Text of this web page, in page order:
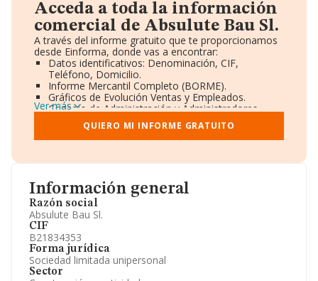
Información general
Razón social
Absulute Bau Sl.
CIF
B21834353
Forma jurídica
Sociedad limitada unipersonal
Sector
Acceda a toda la información
comercial de Absulute Bau Sl.
A través del informe gratuito que te proporcionamos
desde Einforma, donde vas a encontrar:
Datos identificativos: Denominación, CIF,
Teléfono, Domicilio.
Informe Mercantil Completo (BORME).
Gráficos de Evolución Ventas y Empleados.
Consejo de Administración y Administradores.
Directivos y Ejecutivos.
Accionistas.
Participaciones y Vinculaciones en otras empresas.
Información oficial y registral complementaria.
Ver más
QUIERO MI INFORME GRATUITO